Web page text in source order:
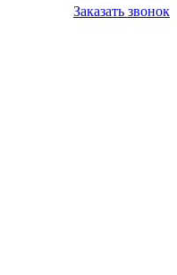
Заказать звонок